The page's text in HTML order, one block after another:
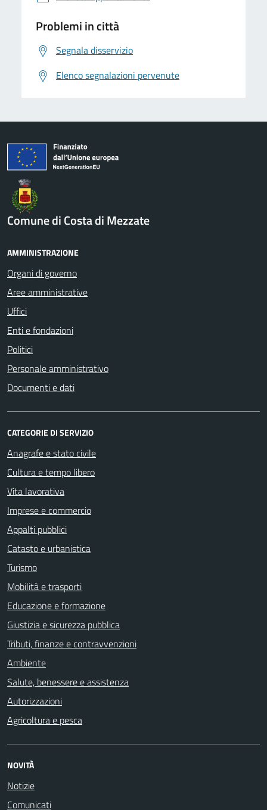
Problemi in città
Segnala disservizio
Elenco segnalazioni pervenute
Comune di Costa di Mezzate
AMMINISTRAZIONE
Organi di governo
Aree amministrative
Uffici
Enti e fondazioni
Politici
Personale amministrativo
Documenti e dati
CATEGORIE DI SERVIZIO
Anagrafe e stato civile
Cultura e tempo libero
Vita lavorativa
Imprese e commercio
Appalti pubblici
Catasto e urbanistica
Turismo
Mobilità e trasporti
Educazione e formazione
Giustizia e sicurezza pubblica
Tributi, finanze e contravvenzioni
Ambiente
Salute, benessere e assistenza
Autorizzazioni
Agricoltura e pesca
NOVITÀ
Notizie
Comunicati